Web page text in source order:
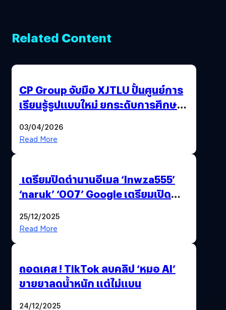
Related Content
CP Group จับมือ XJTLU ปั้นศูนย์การ
เรียนรู้รูปแบบใหม่ ยกระดับการศึกษา
03/04/2026
Read More
เตรียมปิดตำนานอีเมล ‘lnwza555’
‘naruk’ ‘007’ Google เตรียมเปิด
25/12/2025
Read More
ถอดเคส ! TikTok ลบคลิป ‘หมอ AI’
ขายยาลดน้ำหนัก แต่ไม่แบน
24/12/2025